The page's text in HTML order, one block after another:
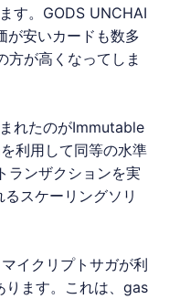
す。GODS UNCHAI
が安いカードも数多
方が高くなってしま
れたのがImmutable
利用して同等の水準
ランザクションを実
スケーリングソリ
イクリプトサガが利
ます。これは、gas